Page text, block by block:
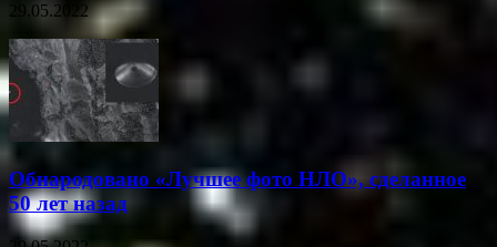
29.05.2022
Обнародовано «Лучшее фото НЛО», сделанное
50 лет назад